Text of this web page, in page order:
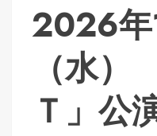
2026年
（水）
Ｔ」公